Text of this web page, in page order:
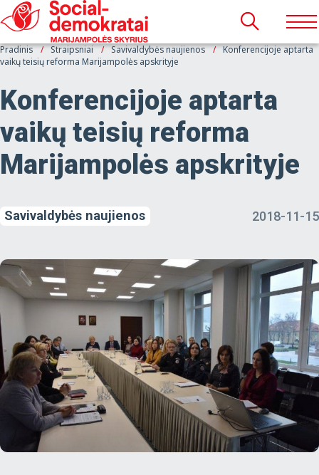
Pradinis Straipsniai Savivaldybės naujienos
Konferencijoje aptarta
vaikų teisių reforma Marijampolės apskrityje
Konferencijoje aptarta
vaikų teisių reforma
Marijampolės apskrityje
Savivaldybės naujienos 2018-11-15